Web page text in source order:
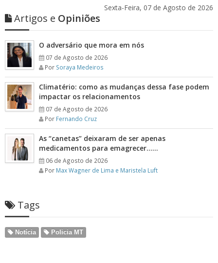
Sexta-Feira, 07 de Agosto de 2026
Artigos e Opiniões
O adversário que mora em nós
07 de Agosto de 2026
Por Soraya Medeiros
Climatério: como as mudanças dessa fase podem
impactar os relacionamentos
07 de Agosto de 2026
Por Fernando Cruz
As “canetas” deixaram de ser apenas
medicamentos para emagrecer……
06 de Agosto de 2026
Por Max Wagner de Lima e Maristela Luft
Tags
Notícia Policia MT